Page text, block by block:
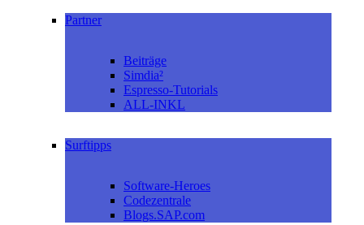
Partner
Beiträge
Simdia²
Espresso-Tutorials
ALL-INKL
Surftipps
Software-Heroes
Codezentrale
Blogs.SAP.com